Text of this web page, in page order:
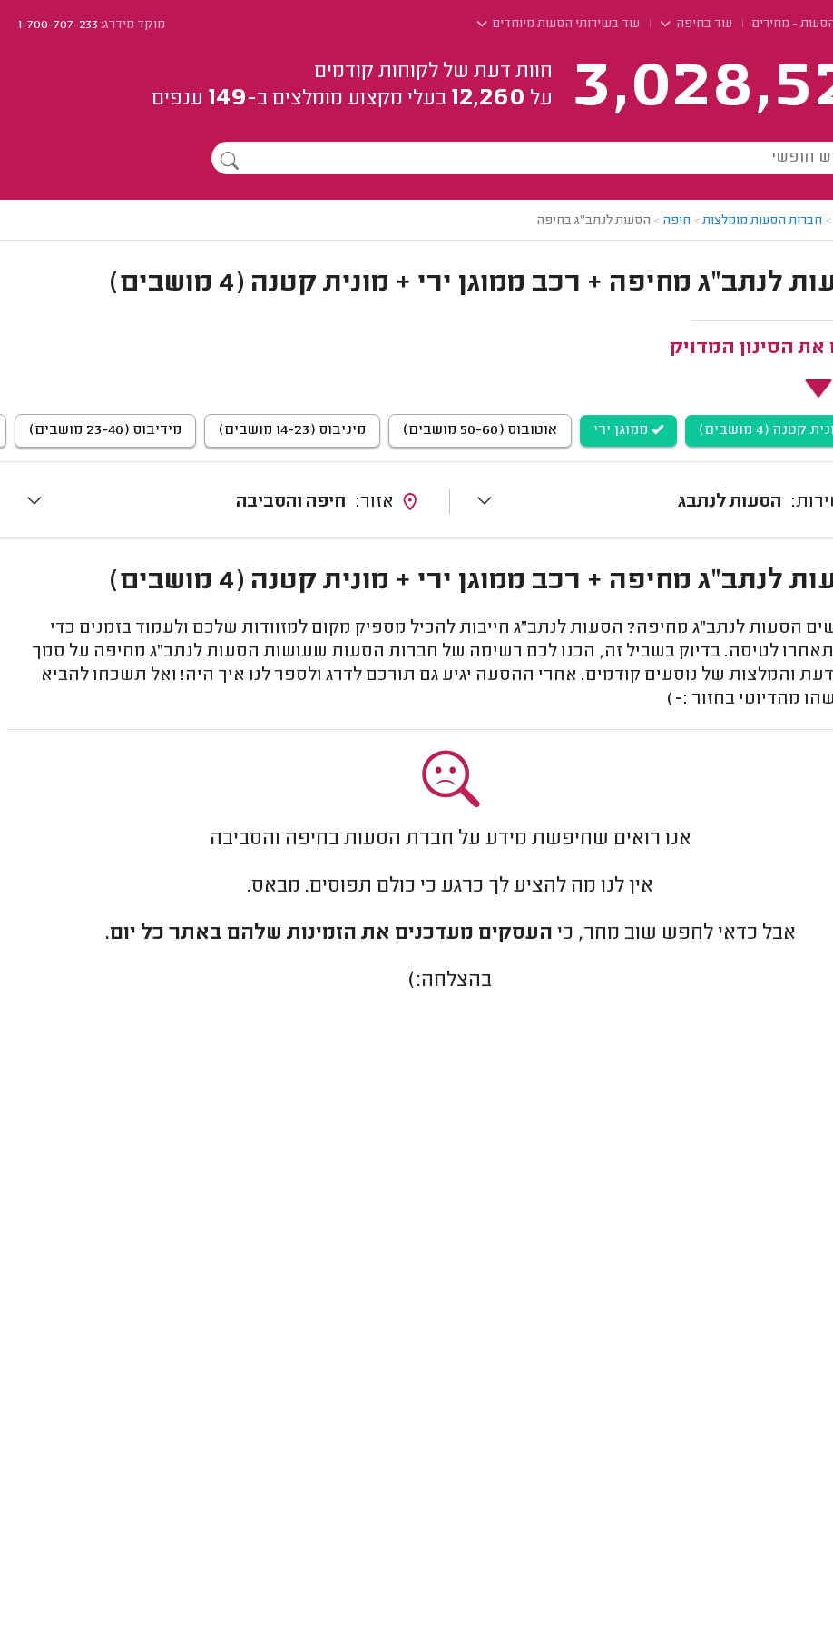
- מחירים עוד בחיפה עוד בשירותי הסעות מיוחדים מוקד מידרג:1-700-707-233
חוות דעת של לקוחות קודמים
על 12,260 בעלי מקצוע מומלצים ב-149 ענפים
> חברות הסעות מומלצות> חיפה > הסעות לנתב"ג בחיפה
לנתב"ג מחיפה + רכב ממוגן ירי + מונית קטנה (4 מושבים)
את הסינון המדויק
קטנה (4 מושבים) ממוגן ירי אוטובוס (50-60 מושבים) מיניבוס (14-23 מושבים) מידיבוס (23-40 מושבים)
הסעות לנתבג חיפה והסביבה
לנתב"ג מחיפה + רכב ממוגן ירי + מונית קטנה (4 מושבים)
הסעות לנתב"ג מחיפה? הסעות לנתב"ג חייבות להכיל מספיק מקום למזוודות שלכם ולעמוד בזמנים כדי
לטיסה. בדיוק בשביל זה, הכנו לכם רשימה של חברות הסעות שעושות הסעות לנתב"ג מחיפה על סמך
והמלצות של נוסעים קודמים. אחרי ההסעה יגיע גם תורכם לדרג ולספר לנו איך היה! ואל תשכחו להביא
מהדיוטי בחזור :-)
אנו רואים שחיפשת מידע על חברת הסעות בחיפה והסביבה
אין לנו מה להציע לך כרגע כי כולם תפוסים. מבאס.
אבל כדאי לחפש שוב מחר, כי העסקים מעדכנים את הזמינות שלהם באתר כל יום.
בהצלחה:)